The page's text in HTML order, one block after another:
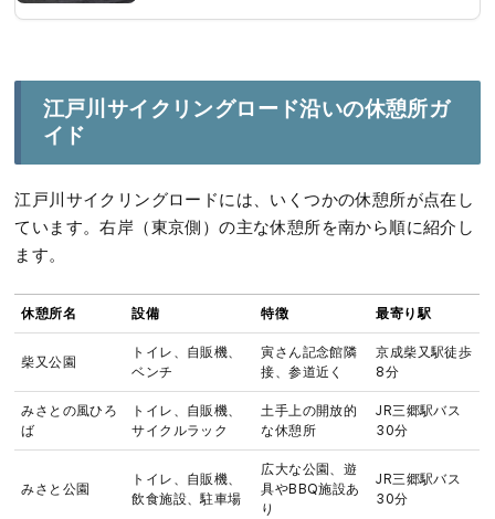
江戸川サイクリングロード沿いの休憩所ガ
イド
江戸川サイクリングロードには、いくつかの休憩所が点在し
ています。右岸（東京側）の主な休憩所を南から順に紹介し
ます。
休憩所名 設備 特徴 最寄り駅
柴又公園
トイレ、自販機、
ベンチ
寅さん記念館隣
接、参道近く
京成柴又駅徒歩
8分
みさとの風ひろ
ば
トイレ、自販機、
サイクルラック
土手上の開放的
な休憩所
JR三郷駅バス
30分
みさと公園
トイレ、自販機、
飲食施設、駐車場
広大な公園、遊
具やBBQ施設あ
り
JR三郷駅バス
30分